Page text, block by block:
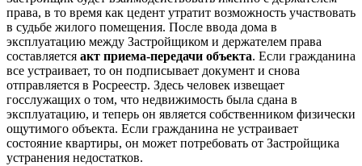
права, в то время как цедент утратит возможность участвовать
в судьбе жилого помещения. После ввода дома в
эксплуатацию между Застройщиком и держателем права
составляется акт приема-передачи объекта. Если гражданина
все устраивает, то он подписывает документ и снова
отправляется в Росреестр. Здесь человек извещает
госслужащих о том, что недвижимость была сдана в
эксплуатацию, и теперь он является собственником физически
ощутимого объекта. Если гражданина не устраивает
состояние квартиры, он может потребовать от Застройщика
устранения недостатков.